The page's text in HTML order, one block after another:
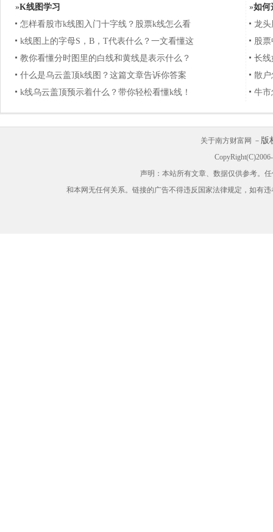
»K线图学习
怎样看股市k线图入门十字线？股票k线怎么看
k线图上的字母S，B，T代表什么？一文看懂这
教你看懂分时图里的白线和黄线是表示什么？
什么是乌云盖顶k线图？这篇文章告诉你答案
k线乌云盖顶预示着什么？带你轻松看懂k线！
»如何
龙头
股
长线
散户
牛市
关于南方财富网 － 版
声明：本站所有文章、数据仅供参考。
和本网无任何关系。链接的广告不得违反国家法律规定，如有